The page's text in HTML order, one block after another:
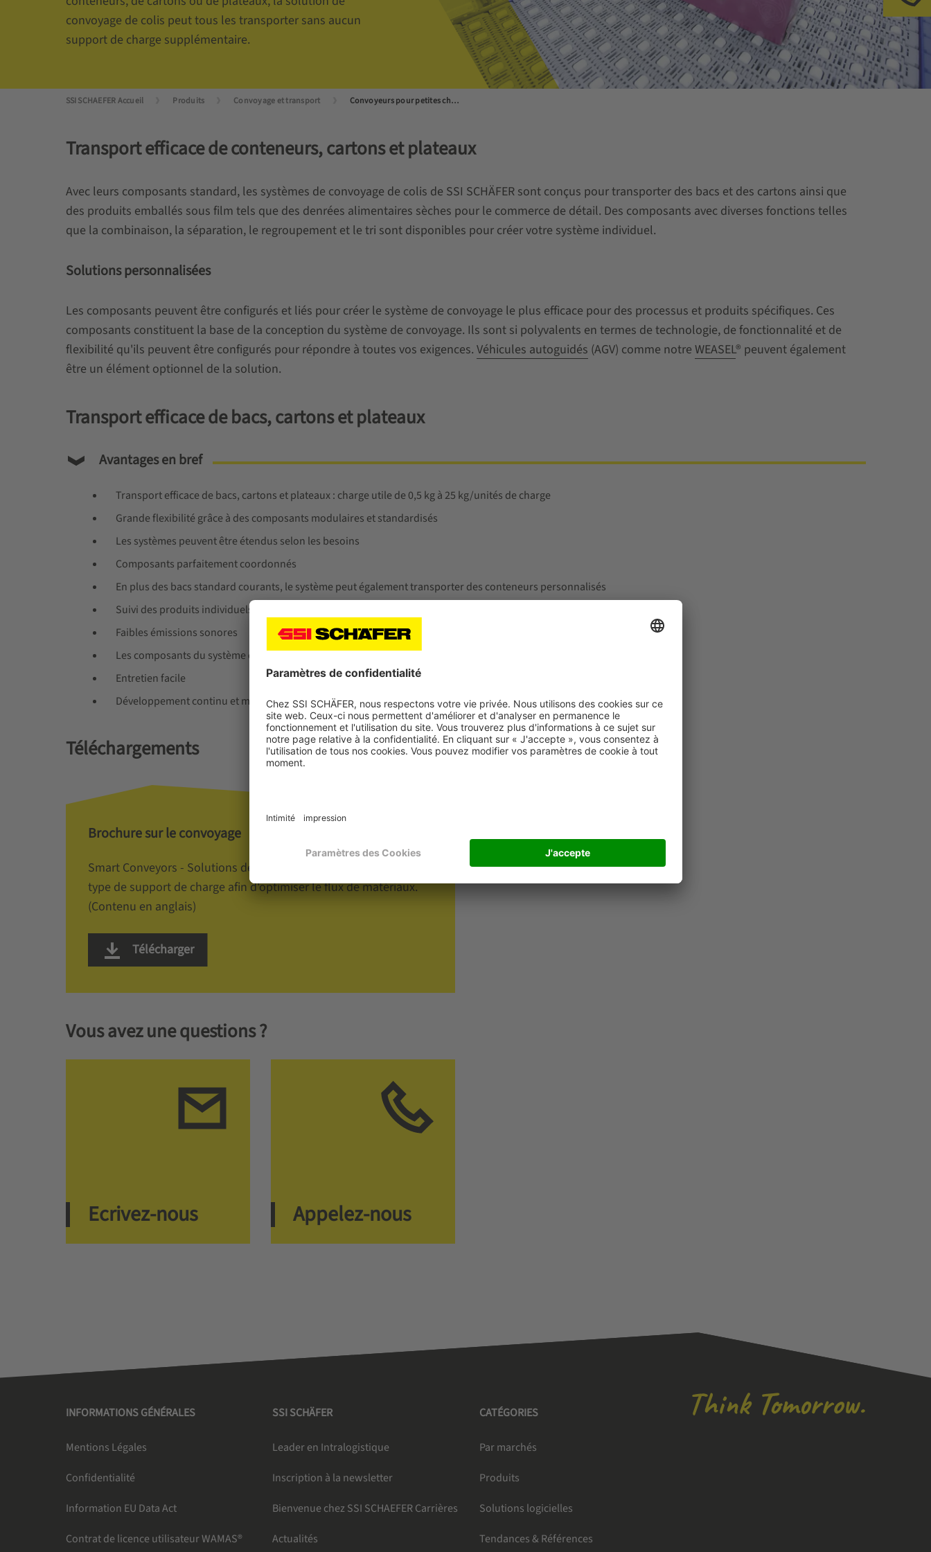
convoyage de colis peut tous les transporter sans aucun
support de charge supplémentaire.
SSI SCHAEFER Accueil Produits Convoyage et transport Convoyeurs pour petites charges
Transport efficace de conteneurs, cartons et plateaux
Avec leurs composants standard, les systèmes de convoyage de colis de SSI SCHÄFER sont conçus pour transporter des bacs et des cartons ainsi que
des produits emballés sous film tels que des denrées alimentaires sèches pour le commerce de détail. Des composants avec diverses fonctions telles
que la combinaison, la séparation, le regroupement et le tri sont disponibles pour créer votre système individuel.
Solutions personnalisées
Les composants peuvent être configurés et liés pour créer le système de convoyage le plus efficace pour des processus et produits spécifiques. Ces
composants constituent la base de la conception du système de convoyage. Ils sont si polyvalents en termes de technologie, de fonctionnalité et de
flexibilité qu'ils peuvent être configurés pour répondre à toutes vos exigences. Véhicules autoguidés (AGV) comme notre WEASEL® peuvent également
être un élément optionnel de la solution.
Transport efficace de bacs, cartons et plateaux
Avantages en bref
Transport efficace de bacs, cartons et plateaux : charge utile de 0,5 kg à 25 kg/unités de charge
Grande flexibilité grâce à des composants modulaires et standardisés
Les systèmes peuvent être étendus selon les besoins
Composants parfaitement coordonnés
En plus des bacs standard courants, le système peut également transporter des conteneurs personnalisés
Suivi des produits individuels même sans code-barres ni RFID
Faibles émissions sonores
Les composants du système de convoyage de caisses peuvent être utilisés dans une plage de température de -28°C à +45°C
Entretien facile
Développement continu et mises à jour des composants
Téléchargements
Brochure sur le convoyage
Smart Conveyors - Solutions de transport modulaires pour tout
type de support de charge afin d'optimiser le flux de matériaux.
(Contenu en anglais)
Télécharger
Vous avez une questions ?
Ecrivez-nous Appelez-nous
INFORMATIONS GÉNÉRALES
Mentions Légales
Confidentialité
Information EU Data Act
Contrat de licence utilisateur WAMAS®
SSI SCHÄFER
Leader en Intralogistique
Inscription à la newsletter
Bienvenue chez SSI SCHAEFER Carrières
Actualités
CATÉGORIES
Par marchés
Produits
Solutions logicielles
Tendances & Références